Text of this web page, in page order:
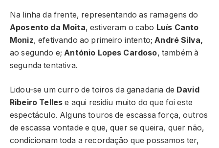
Na linha da frente, representando as ramagens do
Aposento da Moita, estiveram o cabo Luís Canto
Moniz, efetivando ao primeiro intento; André Silva,
ao segundo e; António Lopes Cardoso, também à
segunda tentativa.
Lidou-se um curro de toiros da ganadaria de David
Ribeiro Telles e aqui residiu muito do que foi este
espectáculo. Alguns touros de escassa força, outros
de escassa vontade e que, quer se queira, quer não,
condicionam toda a recordação que possamos ter,